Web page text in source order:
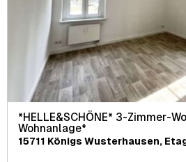
*HELLE&SCHÖNE* 3-Zimmer-
Wohnanlage*
15711 Königs Wusterhausen,